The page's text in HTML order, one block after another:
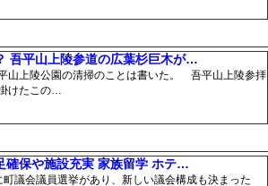
吾平山上陵参道の広葉杉巨木が…
山上陵公園の清掃のことは書いた。 吾平山上陵参拝
けたこの…
確保や施設充実 家族留学 ホテ…
議会議員選挙があり、新しい議会構成も決まった